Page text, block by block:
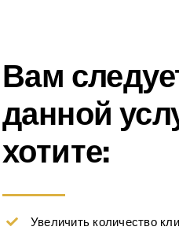
Вам
данной
хотите:
Увеличить количество